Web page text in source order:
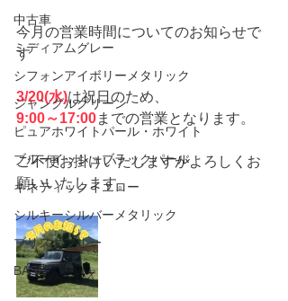
中古車
ミディアムグレー
シフォンアイボリーメタリック
ジャングルグリーン
ピュアホワイトパール・ホワイト
ブルーイッシュブラックパール
キネティックイエロー
シルキーシルバーメタリック
ブリスクブルー
BASE
今月の営業時間についてのお知らせで
す
3/20(水)は祝日のため、
9:00～17:00までの営業となります。
ご不便お掛けいたしますがよろしくお
願いいたします。